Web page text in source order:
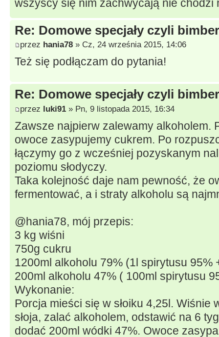
wszyscy się nim zachwycają nie chodzi
Re: Domowe specjały czyli
przez hania78 » Cz, 24 września 2015, 14:06
Też się podłączam do pytania!
Re: Domowe specjały czyli
przez luki91 » Pn, 9 listopada 2015, 16:34
Zawsze najpierw zalewamy alkoholem.
owoce zasypujemy cukrem. Po
łączymy go z wcześniej pozyskanym
poziomu słodyczy.
Taka kolejność daje nam pewność, że
fermentować, a i straty alkoholu są
@hania78, mój przepis:
3 kg wiśni
750g cukru
1200ml alkoholu 79% (1l spirytusu 95%
200ml alkoholu 47% ( 100ml spirytusu
Wykonanie:
Porcja mieści się w słoiku 4,25l. Wiśnie
słoja, zalać alkoholem, odstawić na 6
dodać 200ml wódki 47%. Owoce